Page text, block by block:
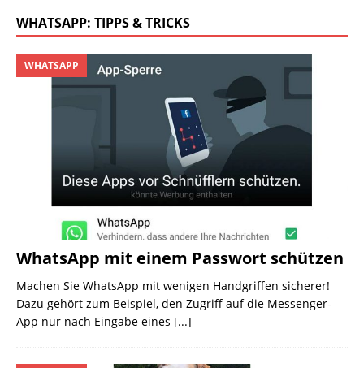
WHATSAPP: TIPPS & TRICKS
WhatsApp mit einem Passwort schützen
WHATSAPP
Machen Sie WhatsApp mit wenigen Handgriffen sicherer!
Dazu gehört zum Beispiel, den Zugriff auf die Messenger-
App nur nach Eingabe eines [...]